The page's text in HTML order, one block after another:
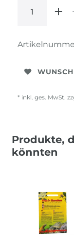
* inkl. ges. MwSt.
Produkte,
könnten